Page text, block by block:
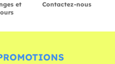
et
Contactez-nous